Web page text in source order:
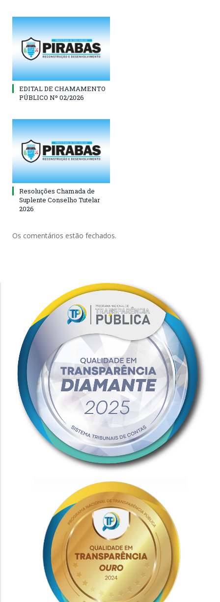
EDITAL DE CHAMAMENTO
PÚBLICO Nº 02/2026
Resoluções Chamada de
Suplente Conselho Tutelar
2026
Os comentários estão fechados.